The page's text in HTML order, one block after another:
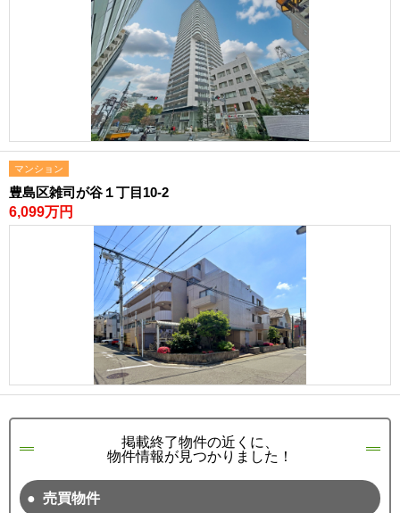
マンション
豊島区雑司が谷１丁目10-2
6,099万円
掲載終了物件の近くに、
物件情報が見つかりました！
売買物件